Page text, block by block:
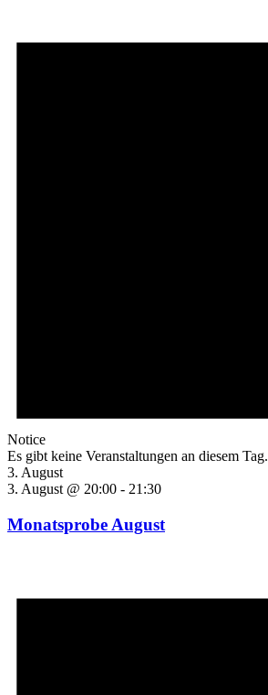
Notice
Es gibt keine Veranstaltungen an diesem Tag.
3. August
3. August @ 20:00 - 21:30
Monatsprobe August